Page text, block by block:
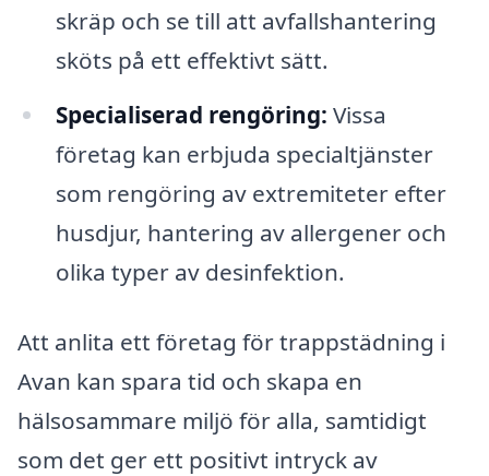
skräp och se till att avfallshantering
sköts på ett effektivt sätt.
Specialiserad rengöring: Vissa
företag kan erbjuda specialtjänster
som rengöring av extremiteter efter
husdjur, hantering av allergener och
olika typer av desinfektion.
Att anlita ett företag för trappstädning i
Avan kan spara tid och skapa en
hälsosammare miljö för alla, samtidigt
som det ger ett positivt intryck av